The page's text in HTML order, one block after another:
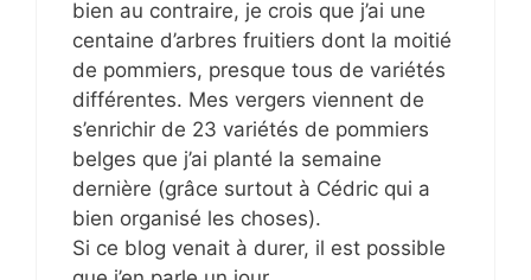
bien au contraire, je crois que j’ai une
centaine d’arbres fruitiers dont la moitié
de pommiers, presque tous de variétés
différentes. Mes vergers viennent de
s’enrichir de 23 variétés de pommiers
belges que j’ai planté la semaine
dernière (grâce surtout à Cédric qui a
bien organisé les choses).
Si ce blog venait à durer, il est possible